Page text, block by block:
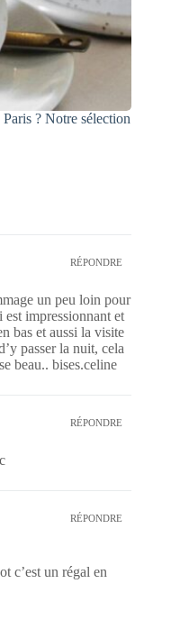
? Notre sélection
RÉPONDRE
un peu loin pour
impressionnant et
bas et aussi la visite
passer la nuit, cela
beau.. bises.celine
RÉPONDRE
RÉPONDRE
c’est un régal en